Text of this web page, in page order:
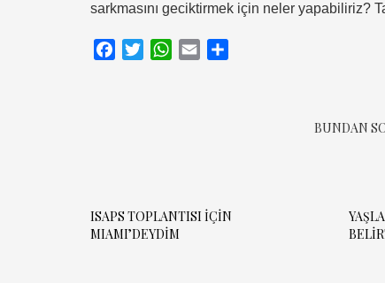
sarkmasını geciktirmek için neler yapabiliriz?
Facebook
TwitterWhatsApp
Email
BUNDAN
ISAPS TOPLANTISI İÇİN
MIAMI’DEYDİM